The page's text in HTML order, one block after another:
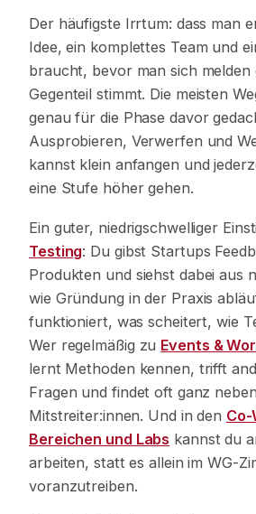
Der häufigste Irrtum: dass man
Idee, ein komplettes Team und
braucht, bevor man sich melden
Gegenteil stimmt. Die meisten
genau für die Phase davor
Ausprobieren, Verwerfen und
kannst klein anfangen und
eine Stufe höher gehen.
Ein guter, niedrigschwelliger
Testing: Du gibst Startups
Produkten und siehst dabei aus
wie Gründung in der Praxis
funktioniert, was scheitert, wie
Wer regelmäßig zu Events &
lernt Methoden kennen, trifft
Fragen und findet oft ganz
Mitstreiter:innen. Und in den Co-
Bereichen und Labs kannst du
arbeiten, statt es allein im WG-
voranzutreiben.